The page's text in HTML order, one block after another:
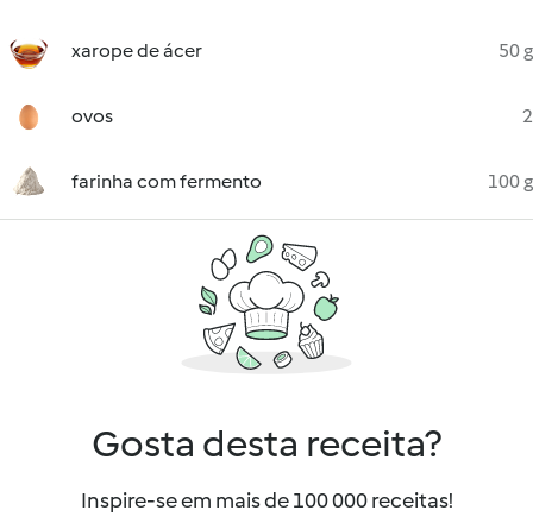
xarope de ácer 50 g
ovos 2
farinha com fermento 100 g
Gosta desta receita?
Inspire-se em mais de 100 000 receitas!